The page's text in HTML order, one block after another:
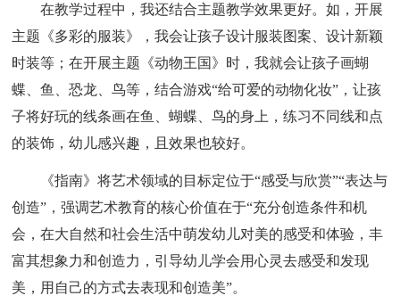
在教学过程中，我还结合主题教学效果更好。如，开展
主题《多彩的服装》，我会让孩子设计服装图案、设计新颖
时装等；在开展主题《动物王国》时，我就会让孩子画蝴
蝶、鱼、恐龙、鸟等，结合游戏“给可爱的动物化妆”，让孩
子将好玩的线条画在鱼、蝴蝶、鸟的身上，练习不同线和点
的装饰，幼儿感兴趣，且效果也较好。
《指南》将艺术领域的目标定位于“感受与欣赏”“表达与
创造”，强调艺术教育的核心价值在于“充分创造条件和机
会，在大自然和社会生活中萌发幼儿对美的感受和体验，丰
富其想象力和创造力，引导幼儿学会用心灵去感受和发现
美，用自己的方式去表现和创造美”。